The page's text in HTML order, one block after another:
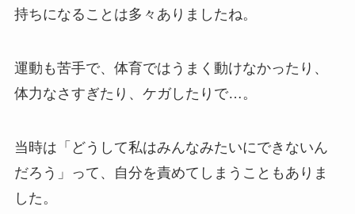
持ちになることは多々ありましたね。
運動も苦手で、体育ではうまく動けなかったり、
体力なさすぎたり、ケガしたりで…。
当時は「どうして私はみんなみたいにできないん
だろう」って、自分を責めてしまうこともありま
した。